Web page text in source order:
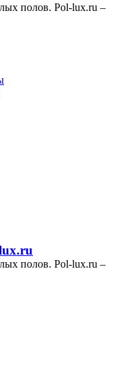
полов. Pol-lux.ru –
полов. Pol-lux.ru –